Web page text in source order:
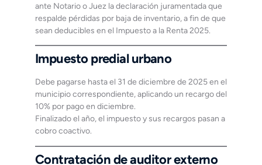
ante Notario o Juez la declaración juramentada que
respalde pérdidas por baja de inventario, a fin de que
sean deducibles en el Impuesto a la Renta 2025.
Impuesto predial urbano
Debe pagarse hasta el 31 de diciembre de 2025 en el
municipio correspondiente, aplicando un recargo del
10% por pago en diciembre.
Finalizado el año, el impuesto y sus recargos pasan a
cobro coactivo.
Contratación de auditor externo